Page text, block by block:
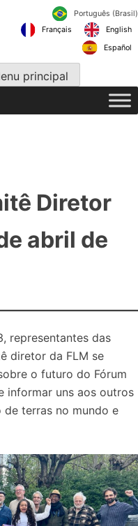
Français
principal
Diretor
abril de
representantes das
diretor da FLM se
o futuro do Fórum
informar uns aos outros
terras no mundo e